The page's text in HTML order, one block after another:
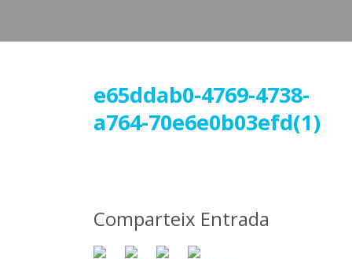
e65ddab0-4769-4738-
a764-70e6e0b03efd(1)
Comparteix Entrada